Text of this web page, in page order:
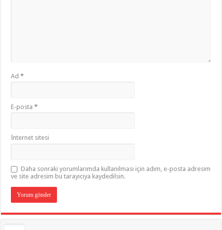
Ad*
E-posta*
İnternet sitesi
Daha sonraki yorumlarımda kullanılması için adım, e-posta adresim
ve site adresim bu tarayıcıya kaydedilsin.